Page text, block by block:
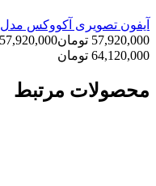
آیفون تصویری آکووکس مدل R20B-2
57,920,000 تومان
64,120,000 تومان
محصولات مرتبط